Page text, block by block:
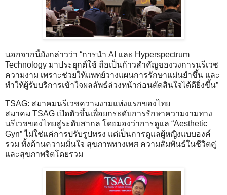
นอกจากนี้ยังกล่าวว่า “การนำ AI และ Hyperspectrum
Technology มาประยุกต์ใช้ ถือเป็นก้าวสำคัญของวงการนรีเวช
ความงาม เพราะช่วยให้แพทย์วางแผนการรักษาแม่นยำขึ้น และ
ทำให้ผู้รับบริการเข้าใจผลลัพธ์ล่วงหน้าก่อนตัดสินใจได้ดียิ่งขึ้น”
TSAG: สมาคมนรีเวชความงามแห่งแรกของไทย
สมาคม TSAG เปิดตัวขึ้นเพื่อยกระดับการรักษาความงามทาง
นรีเวชของไทยสู่ระดับสากล โดยมองว่าการดูแล “Aesthetic
Gyn” ไม่ใช่แค่การปรับรูปทรง แต่เป็นการดูแลผู้หญิงแบบองค์
รวม ทั้งด้านความมั่นใจ สุขภาพทางเพศ ความสัมพันธ์ในชีวิตคู่
และสุขภาพจิตโดยรวม